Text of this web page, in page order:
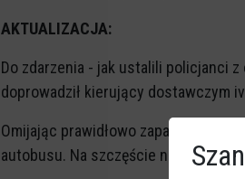
AKTUALIZACJA:
Do zdarzenia - jak ustalili policjanci
doprowadził kierujący dostawczym
Omijając prawidłowo zaparkowany
autobusu. Na szczęście nikt z